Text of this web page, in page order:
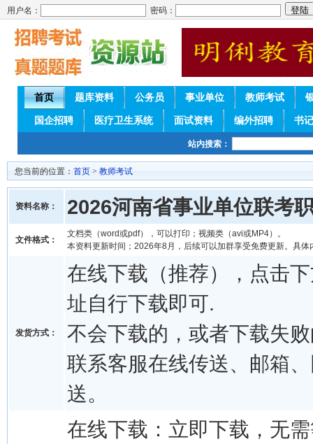
用户名： 密码：
首页 题库资料 公务员 事业单位 教师考试
国企招聘 医疗卫生系统 面试资料 编外招聘 书
站内搜索：
您当前的位置： 首页 > 教师考试
资料名称： 2026河南省事业单位联考
文件格式：
文档类（word或pdf），可以打印；视频类（avi或MP4）。
本资料更新时间；2026年8月，后续可以加群享受免费更新。具体
发货方式：
在线下载（推荐），点击
址自行下载即可.
不会下载的，或者下载失
联系客服在线传送、邮箱
送。
在线下载：立即下载，无